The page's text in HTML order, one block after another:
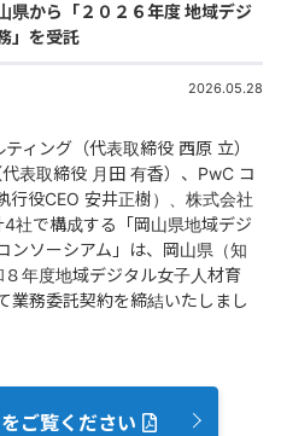
県から「２０２６年度 地域デジ
」を受託
2026.05.28
ィング（代表取締役 西原 立）
表取締役 月田 有香）、PwC コ
行役CEO 安井正樹）、株式会社
社で構成する「岡山県地域デジ
ンソーシアム」は、岡山県（知
年度地域デジタル女子人材育
業務委託契約を締結いたしまし
ご覧ください